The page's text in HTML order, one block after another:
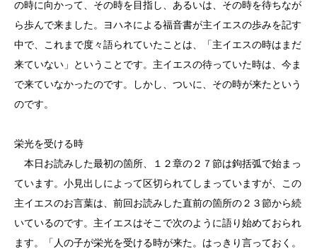
の時に向かって、その時を目指し、あるいは、その時を待ちなが
ら歩んで来ました。ヨハネによる福音書が主イエスの歩みを記す
中で、これまで度々語られていたことは、「主イエスの時はまだ
来ていない」ということです。主イエスの待っていた時は、今ま
で来ていなかったのです。しかし、ついに、その時が来たという
のです。
栄光を受ける時
本日お読みした最初の箇所、１２章の２７節は鉤括弧で始まっ
ています。小見出しによって区切られてしまっていますが、この
主イエスのお言葉は、前回お読みした直前の箇所の２３節から続
いているのです。主イエスはそこで次のように語り始めておられ
ます。「人の子が栄光を受ける時が来た。はっきり言っておく。